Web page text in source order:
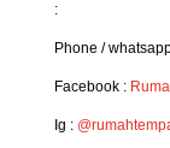
:
Phone /
Facebook :
Ig :